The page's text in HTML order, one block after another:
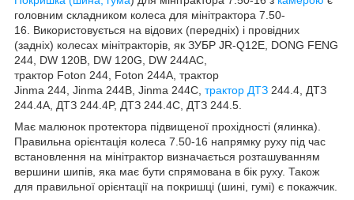
головним складником колеса для мінітрактора 7 .50-
16 . Використовується на відових (передніх) і провідних
(задніх) колесах мінітракторів, як ЗУБР JR-Q12E, DONG FENG
244, DW 120B, DW 120G, DW 244AC,
трактор Foton 244, Foton 244A, трактор
Jinma 244, Jinma 244B, Jinma 244C, трактор ДТЗ 244.4, ДТЗ
244.4A, ДТЗ 244.4P, ДТЗ 244.4С, ДТЗ 244.5.
Має малюнок протектора підвищеної прохідності (ялинка).
Правильна орієнтація колеса 7 .50-16 напрямку руху під час
встановлення на мінітрактор визначається розташуванням
вершини шипів, яка має бути спрямована в бік руху. Також
для правильної орієнтації на покришці (шині, гумі) є покажчик.